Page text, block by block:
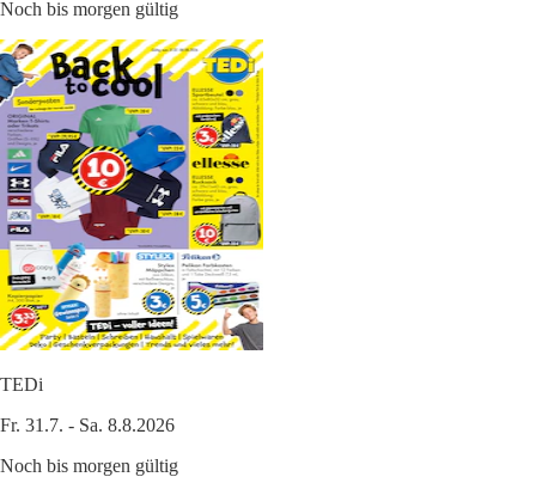
Noch bis morgen gültig
TEDi
Fr. 31.7. - Sa. 8.8.2026
Noch bis morgen gültig